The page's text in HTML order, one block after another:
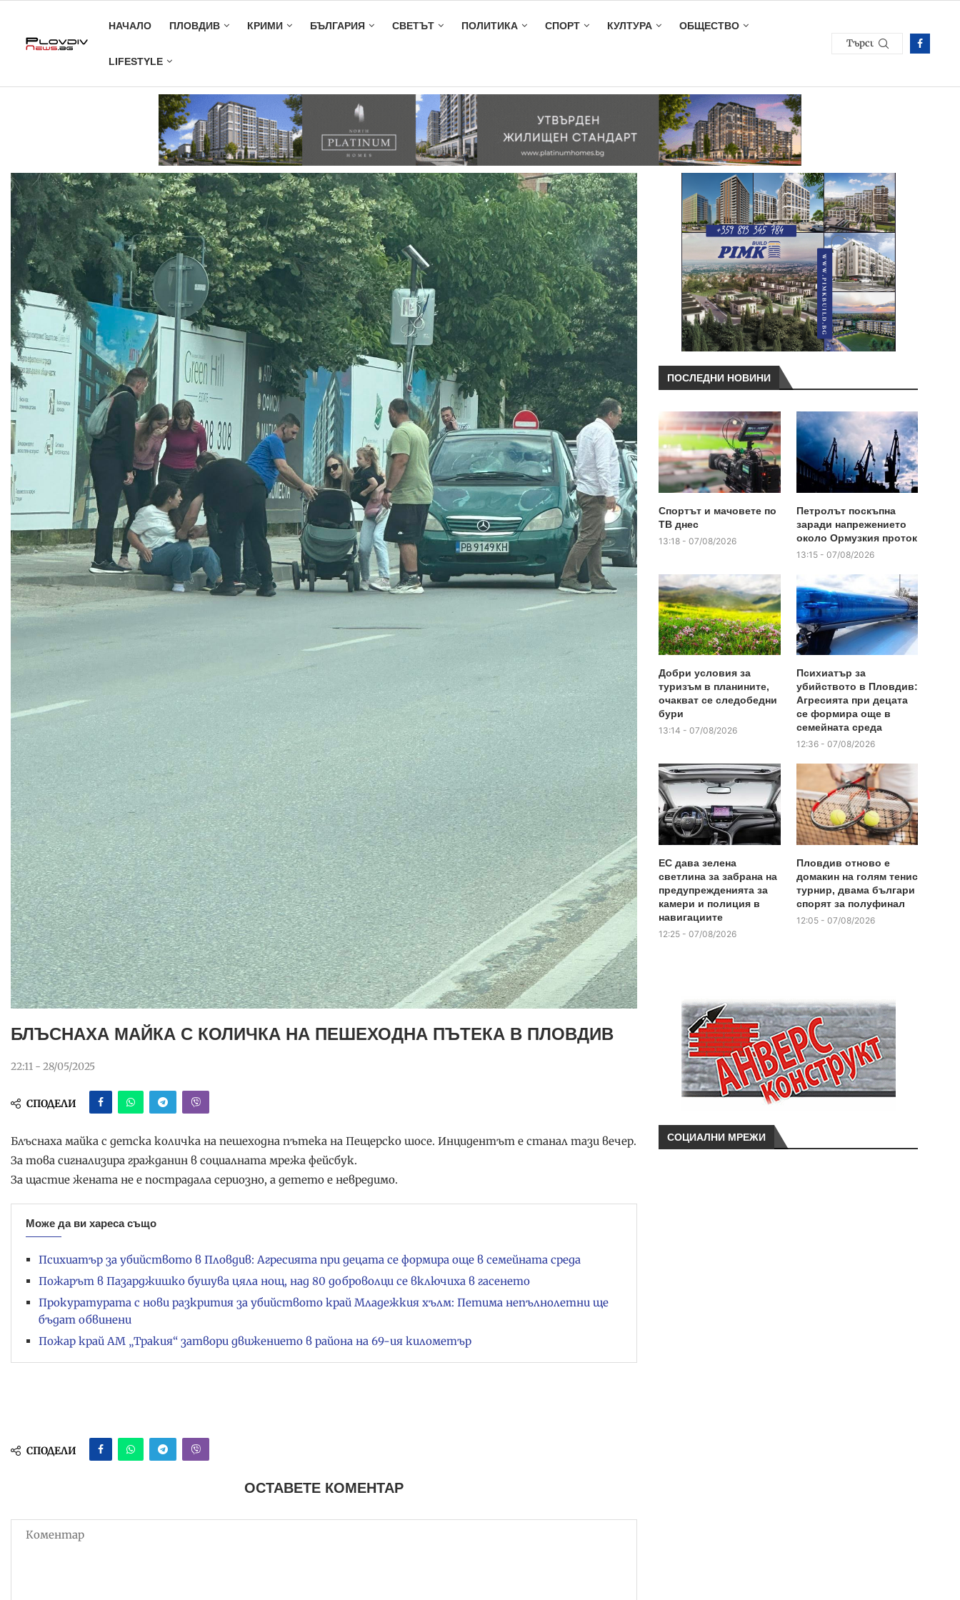
НАЧАЛО ПЛОВДИВ КРИМИ БЪЛГАРИЯ СВЕТЪТ ПОЛИТИКА СПОРТ КУЛТУРА ОБЩЕСТВО
LIFESTYLE
БЛЪСНАХА МАЙКА С КОЛИЧКА НА ПЕШЕХОДНА ПЪТЕКА В ПЛОВДИВ
22:11 - 28/05/2025
СПОДЕЛИ
Блъснаха майка с детска количка на пешеходна пътека на Пещерско шосе. Инцидентът е станал тази вечер.
За това сигнализира гражданин в социалната мрежа фейсбук.
За щастие жената не е пострадала сериозно, а детето е невредимо.
Може да ви хареса също
Психиатър за убийството в Пловдив: Агресията при децата се формира още в семейната среда
Пожарът в Пазарджишко бушува цяла нощ, над 80 доброволци се включиха в гасенето
Прокуратурата с нови разкрития за убийството край Младежкия хълм: Петима непълнолетни ще
бъдат обвинени
Пожар край АМ „Тракия“ затвори движението в района на 69-ия километър
СПОДЕЛИ
ОСТАВЕТЕ КОМЕНТАР
ПОСЛЕДНИ НОВИНИ
Спортът и мачовете по
ТВ днес
13:18 - 07/08/2026
Петролът поскъпна
заради напрежението
около Ормузкия проток
13:15 - 07/08/2026
Добри условия за
туризъм в планините,
очакват се следобедни
бури
13:14 - 07/08/2026
Психиатър за
убийството в Пловдив:
Агресията при децата
се формира още в
семейната среда
12:36 - 07/08/2026
ЕС дава зелена
светлина за забрана на
предупрежденията за
камери и полиция в
навигациите
12:25 - 07/08/2026
Пловдив отново е
домакин на голям тенис
турнир, двама българи
спорят за полуфинал
12:05 - 07/08/2026
СОЦИАЛНИ МРЕЖИ